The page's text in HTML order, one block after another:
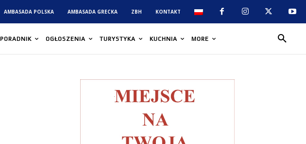
AMBASADA POLSKA AMBASADA GRECKA ZBH KONTAKT
PORADNIK OGŁOSZENIA TURYSTYKA KUCHNIA MORE